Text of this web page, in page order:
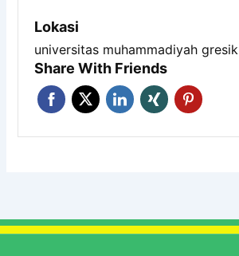
Lokasi
universitas muhammadiyah gresik
Share With Friends